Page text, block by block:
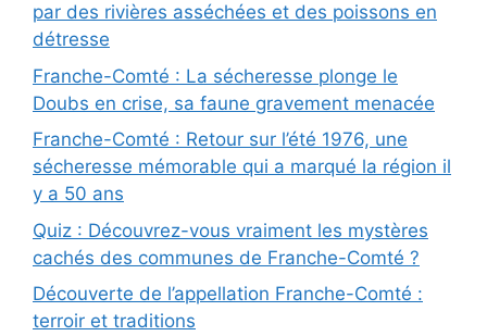
par des rivières asséchées et des poissons en
détresse
Franche-Comté : La sécheresse plonge le
Doubs en crise, sa faune gravement menacée
Franche-Comté : Retour sur l’été 1976, une
sécheresse mémorable qui a marqué la région il
y a 50 ans
Quiz : Découvrez-vous vraiment les mystères
cachés des communes de Franche-Comté ?
Découverte de l’appellation Franche-Comté :
terroir et traditions